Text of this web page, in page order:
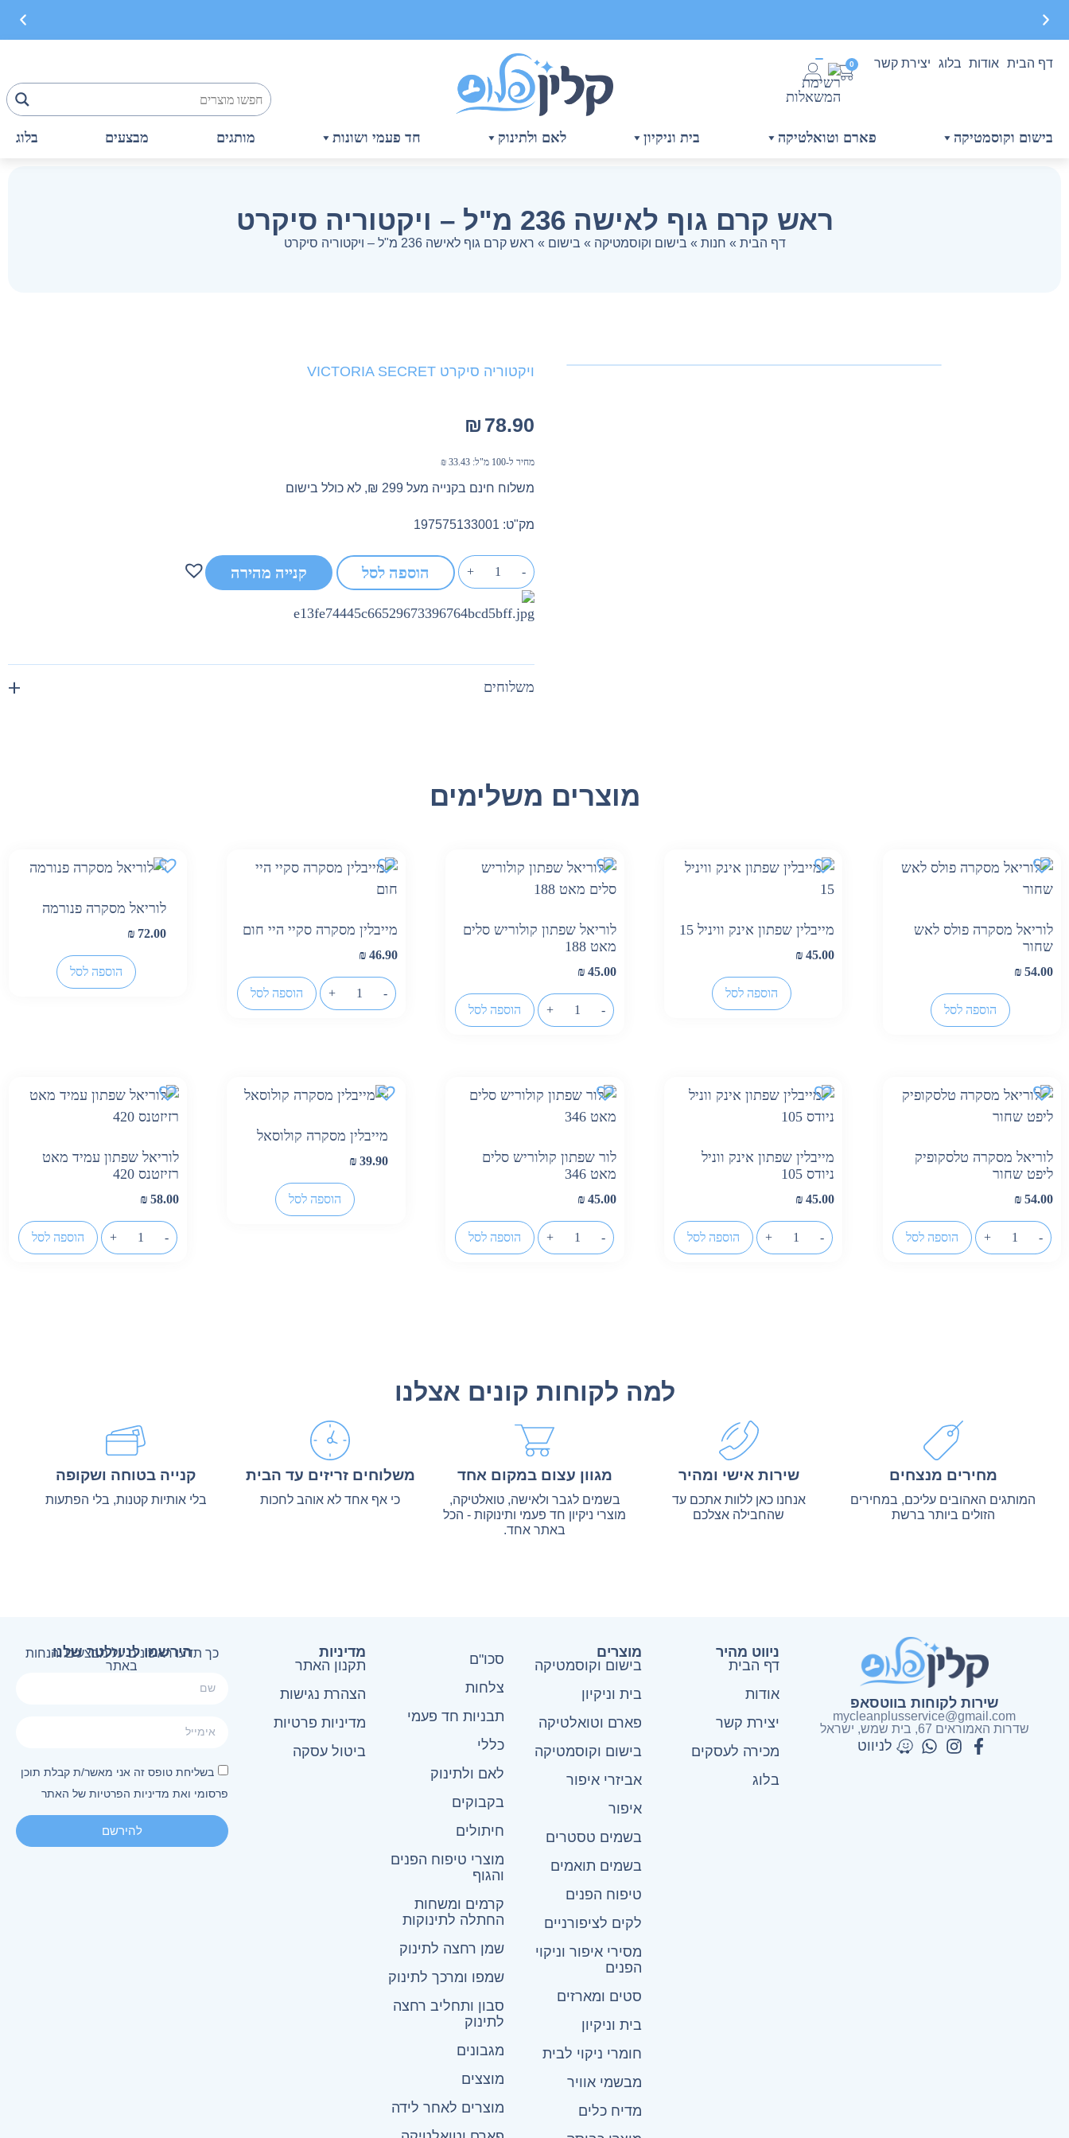
דף הבית אודות בלוג יצירת קשר 0
בישום וקוסמטיקה פארם וטואלטיקה בית וניקיון לאם ולתינוק חד פעמי ושונות מותגים מבצעים בלוג
ראש קרם גוף לאישה 236 מ"ל – ויקטוריה סיקרט
דף הבית » חנות » בישום וקוסמטיקה » בישום » ראש קרם גוף לאישה 236 מ"ל – ויקטוריה סיקרט
ויקטוריה סיקרט VICTORIA SECRET
₪ 78.90
מחיר ל-100 מ"ל: ₪ 33.43
משלוח חינם בקנייה מעל 299 ₪, לא כולל בישום
מק"ט: 197575133001
-
+ הוספה לסל קנייה מהירה
משלוחים
מוצרים משלימים
לוריאל מסקרה פולס לאש
שחור
₪ 54.00
הוספה לסל
מייבלין שפתון אינק וויניל 15
₪ 45.00
הוספה לסל
לוריאל שפתון קולוריש סלים
מאט 188
₪ 45.00
-
+ הוספה לסל
מייבלין מסקרה סקיי היי חום
₪ 46.90
-
+ הוספה לסל
לוריאל מסקרה פנורמה
₪ 72.00
הוספה לסל
לוריאל מסקרה טלסקופיק
ליפט שחור
₪ 54.00
-
+ הוספה לסל
מייבלין שפתון אינק ווניל
ניודס 105
₪ 45.00
-
+ הוספה לסל
לור שפתון קולוריש סלים
מאט 346
₪ 45.00
-
+ הוספה לסל
מייבלין מסקרה קולוסאל
₪ 39.90
הוספה לסל
לוריאל שפתון עמיד מאט
רזיזטנס 420
₪ 58.00
-
+ הוספה לסל
למה לקוחות קונים אצלנו
מחירים מנצחים
המותגים האהובים עליכם, במחירים
הזולים ביותר ברשת
שירות אישי ומהיר
אנחנו כאן ללוות אתכם עד
שהחבילה אצלכם
מגוון עצום במקום אחד
בשמים לגבר ולאישה, טואלטיקה,
מוצרי ניקיון חד פעמי ותינוקות - הכל
באתר אחד.
משלוחים זריזים עד הבית
כי אף אחד לא אוהב לחכות
קנייה בטוחה ושקופה
בלי אותיות קטנות, בלי הפתעות
שירות לקוחות בווטסאפ
mycleanplusservice@gmail.com
שדרות האמוראים 67, בית שמש​, ישראל
לניווט
ניווט מהיר
דף הבית
אודות
יצירת קשר
מכירה לעסקים
בלוג
מוצרים
בישום וקוסמטיקה
בית וניקיון
פארם וטואלטיקה
בישום וקוסמטיקה
אביזרי איפור
איפור
בשמים טסטרים
בשמים תואמים
טיפוח הפנים
לקים לציפורניים
מסירי איפור וניקוי
הפנים
סטים ומארזים
בית וניקיון
חומרי ניקוי לבית
מבשמי אוויר
מדיח כלים
סכו"ם
צלחות
תבניות חד פעמי
כללי
לאם ולתינוק
בקבוקים
חיתולים
מוצרי טיפוח הפנים
והגוף
קרמים ומשחות
החתלה לתינוקות
שמן רחצה לתינוק
שמפו ומרכך לתינוק
סבון ותחליב רחצה
לתינוק
מגבונים
מוצצים
מוצרים לאחר לידה
מדיניות
תקנון האתר
הצהרת נגישות
מדיניות פרטיות
ביטול עסקה
הירשמו לניוזלטר שלנו
כך תדעו ראשונים על מבצעים והנחות
באתר
בשליחת טופס זה אני מאשר/ת קבלת תוכן
פרסומי ואת מדיניות הפרטיות של האתר
להירשם